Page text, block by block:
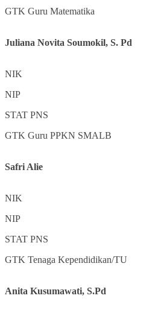
GTK Guru Matematika
Juliana Novita Soumokil, S. Pd
NIK
NIP
STAT PNS
GTK Guru PPKN SMALB
Safri Alie
NIK
NIP
STAT PNS
GTK Tenaga Kependidikan/TU
Anita Kusumawati, S.Pd